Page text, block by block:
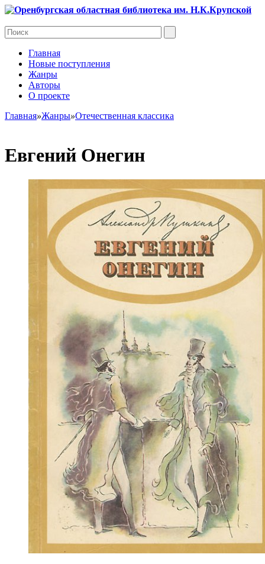
Главная
Новые поступления
Жанры
Авторы
О проекте
Главная»Жанры»Отечественная классика
Евгений Онегин